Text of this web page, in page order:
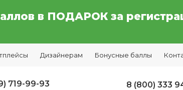
в ПОДАРОК за
Дизайнерам Бонусные баллы
719-99-93 8 (800) 333